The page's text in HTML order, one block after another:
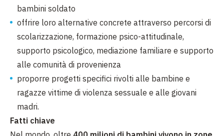
bambini soldato
offrire loro alternative concrete attraverso percorsi di
scolarizzazione, formazione psico-attitudinale,
supporto psicologico, mediazione familiare e supporto
alle comunità di provenienza
proporre progetti specifici rivolti alle bambine e
ragazze vittime di violenza sessuale e alle giovani
madri.
Fatti chiave